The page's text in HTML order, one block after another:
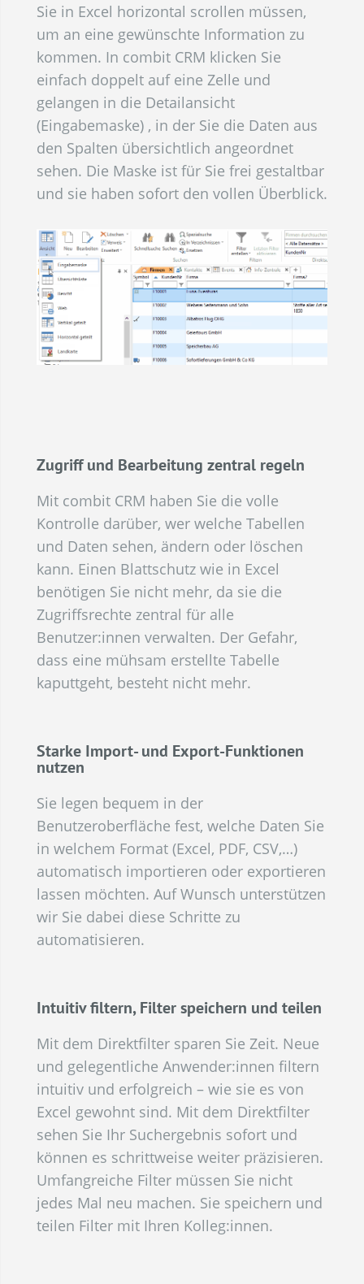
Sie in Excel horizontal scrollen müssen,
um an eine gewünschte Information zu
kommen. In combit CRM klicken Sie
einfach doppelt auf eine Zelle und
gelangen in die Detailansicht
(Eingabemaske) , in der Sie die Daten aus
den Spalten übersichtlich angeordnet
sehen. Die Maske ist für Sie frei gestaltbar
und sie haben sofort den vollen Überblick.
Zugriff und Bearbeitung zentral regeln
Mit combit CRM haben Sie die volle
Kontrolle darüber, wer welche Tabellen
und Daten sehen, ändern oder löschen
kann. Einen Blattschutz wie in Excel
benötigen Sie nicht mehr, da sie die
Zugriffsrechte zentral für alle
Benutzer:innen verwalten. Der Gefahr,
dass eine mühsam erstellte Tabelle
kaputtgeht, besteht nicht mehr.
Starke Import- und Export-Funktionen
nutzen
Sie legen bequem in der
Benutzeroberfläche fest, welche Daten Sie
in welchem Format (Excel, PDF, CSV,…)
automatisch importieren oder exportieren
lassen möchten. Auf Wunsch unterstützen
wir Sie dabei diese Schritte zu
automatisieren.
Intuitiv filtern, Filter speichern und teilen
Mit dem Direktfilter sparen Sie Zeit. Neue
und gelegentliche Anwender:innen filtern
intuitiv und erfolgreich – wie sie es von
Excel gewohnt sind. Mit dem Direktfilter
sehen Sie Ihr Suchergebnis sofort und
können es schrittweise weiter präzisieren.
Umfangreiche Filter müssen Sie nicht
jedes Mal neu machen. Sie speichern und
teilen Filter mit Ihren Kolleg:innen.